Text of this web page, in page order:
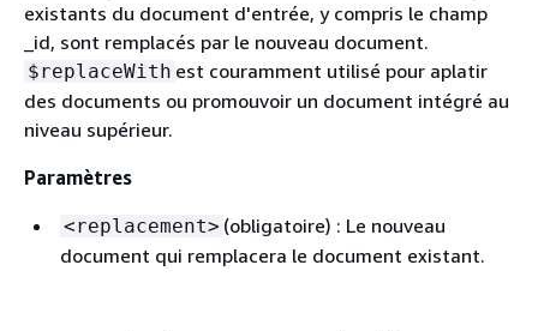
existants du document d'entrée, y compris le champ
_id, sont remplacés par le nouveau document.
$replaceWith est couramment utilisé pour aplatir
des documents ou promouvoir un document intégré au
niveau supérieur.
Paramètres
<replacement> (obligatoire) : Le nouveau
document qui remplacera le document existant.